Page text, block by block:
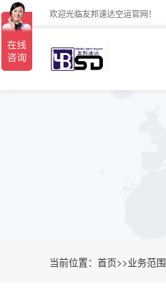
欢迎光临友邦速达空运官网！
当前位置： 首页>>业务范围